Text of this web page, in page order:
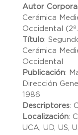
Autor
Cerámica
Occidental
Título:
Cerámica
Occidental
Publicación:
Dirección
1986
Descriptores:
Localización:
UCA, UD, US,